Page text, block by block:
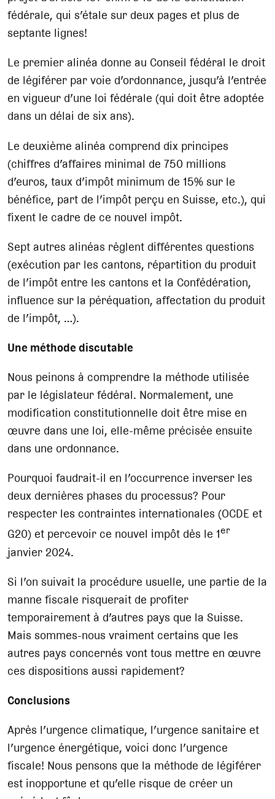
fédérale, qui s’étale sur deux pages et plus de
septante lignes!
Le premier alinéa donne au Conseil fédéral le droit
de légiférer par voie d’ordonnance, jusqu’à l’entrée
en vigueur d’une loi fédérale (qui doit être adoptée
dans un délai de six ans).
Le deuxième alinéa comprend dix principes
(chiffres d’affaires minimal de 750 millions
d’euros, taux d’impôt minimum de 15% sur le
bénéfice, part de l’impôt perçu en Suisse, etc.), qui
fixent le cadre de ce nouvel impôt.
Sept autres alinéas règlent différentes questions
(exécution par les cantons, répartition du produit
de l’impôt entre les cantons et la Confédération,
influence sur la péréquation, affectation du produit
de l’impôt, …).
Une méthode discutable
Nous peinons à comprendre la méthode utilisée
par le législateur fédéral. Normalement, une
modification constitutionnelle doit être mise en
œuvre dans une loi, elle-même précisée ensuite
dans une ordonnance.
Pourquoi faudrait-il en l’occurrence inverser les
deux dernières phases du processus? Pour
respecter les contraintes internationales (OCDE et
G20) et percevoir ce nouvel impôt dès le 1er
janvier 2024.
Si l’on suivait la procédure usuelle, une partie de la
manne fiscale risquerait de profiter
temporairement à d’autres pays que la Suisse.
Mais sommes-nous vraiment certains que les
autres pays concernés vont tous mettre en œuvre
ces dispositions aussi rapidement?
Conclusions
Après l’urgence climatique, l’urgence sanitaire et
l’urgence énergétique, voici donc l’urgence
fiscale! Nous pensons que la méthode de légiférer
est inopportune et qu’elle risque de créer un